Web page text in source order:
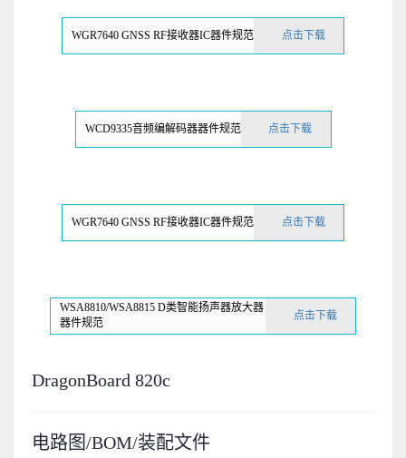
WGR7640 GNSS RF接收器IC器件规范 点击下载
WCD9335音频编解码器器件规范 点击下载
WGR7640 GNSS RF接收器IC器件规范 点击下载
WSA8810/WSA8815 D类智能扬声器放大器
器件规范
点击下载
DragonBoard 820c
电路图/BOM/装配文件